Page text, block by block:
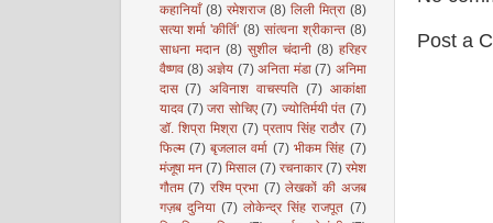
Post a
कहानियाँ (8) रमेशराज (8) लिली मित्रा (8)
सत्या शर्मा 'कीर्ति' (8) सांत्वना श्रीकान्त (8)
साधना मदान (8) सुशील चंदानी (8) हरिहर
वैष्णव (8) अज्ञेय (7) अनिता मंडा (7) अनिमा
दास (7) अविनाश वाचस्पति (7) आकांक्षा
यादव (7) जरा सोचिए (7) ज्योतिर्मयी पंत (7)
डॉ. शिप्रा मिश्रा (7) प्रताप सिंह राठौर (7)
फिल्म (7) बृजलाल वर्मा (7) भीकम सिंह (7)
मंजूषा मन (7) मिसाल (7) रचनाकार (7) रमेश
गौतम (7) रश्मि प्रभा (7) लेखकों की अजब
गज़ब दुनिया (7) लोकेन्द्र सिंह राजपूत (7)